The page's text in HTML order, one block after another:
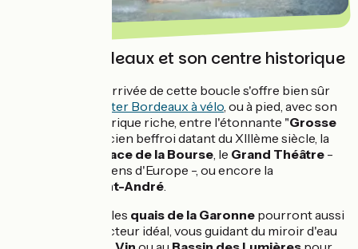
Explorer Bordeaux et son centre historique
Au départ ou à l'arrivée de cette boucle s'offre bien sûr
visiter Bordeaux à vélo, ou à pied, avec son
patrimoine historique riche, entre l'étonnante "Grosse
" d'un ancien beffroi datant du XIIIème siècle, la
majestueuse Place de la Bourse, le Grand Théâtre -
l'un des plus anciens d'Europe -, ou encore la
Cathédrale Saint-André.
Pour déambuler, les quais de la Garonne pourront aussi
être un fil conducteur idéal, vous guidant du miroir d'eau